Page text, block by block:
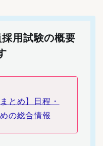
用試験の概要
とめ】日程・
の総合情報